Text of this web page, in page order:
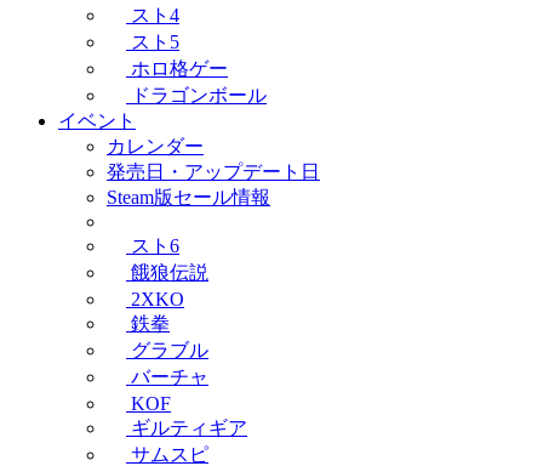
スト4
スト5
ホロ格ゲー
ドラゴンボール
イベント
カレンダー
発売日・アップデート日
Steam版セール情報
スト6
餓狼伝説
2XKO
鉄拳
グラブル
バーチャ
KOF
ギルティギア
サムスピ